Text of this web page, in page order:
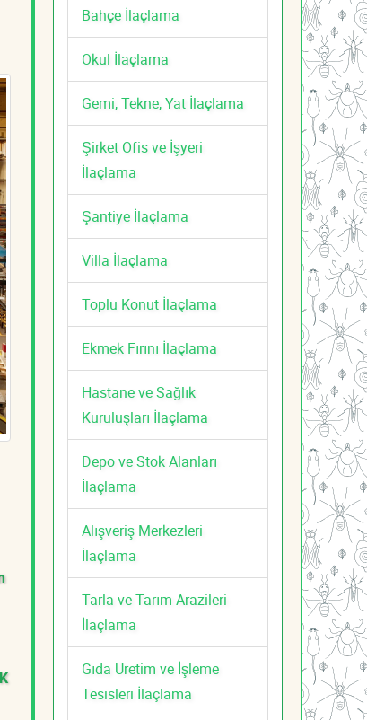
Bahçe İlaçlama
Okul İlaçlama
Gemi, Tekne, Yat İlaçlama
Şirket Ofis ve İşyeri
İlaçlama
Şantiye İlaçlama
Villa İlaçlama
Toplu Konut İlaçlama
Ekmek Fırını İlaçlama
Hastane ve Sağlık
Kuruluşları İlaçlama
Depo ve Stok Alanları
İlaçlama
Alışveriş Merkezleri
İlaçlama
Tarla ve Tarım Arazileri
İlaçlama
Gıda Üretim ve İşleme
Tesisleri İlaçlama